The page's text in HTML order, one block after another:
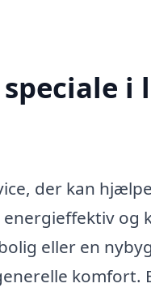
der kan
og
eller en
komfort.